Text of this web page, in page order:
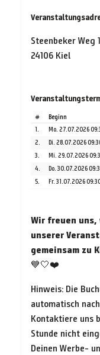
Steenbeker Weg
24106 Kiel
# Beginn
1.
Mo. 27.07.2026
2.
Di. 28.07.2026
3.
Mi. 29.07.2026
4.
Do. 30.07.2026
5.
Fr. 31.07.2026
Wir freuen
unserer
gemeinsam zu
💙🤍❤️
Hinweis: Die
automatisch
Kontaktiere uns
Stunde nicht
Deinen Werbe-